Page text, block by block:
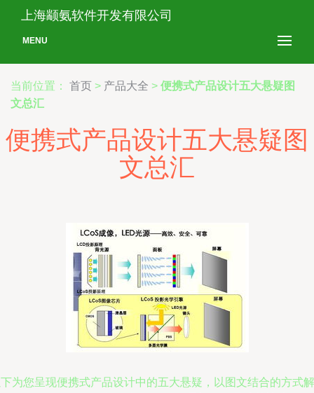
上海颛氨软件开发有限公司
MENU
当前位置： 首页 > 产品大全 > 便携式产品设计五大悬疑图
文总汇
便携式产品设计五大悬疑图
文总汇
为您呈现便携式产品设计中的五大悬疑，以图文结合的方式解